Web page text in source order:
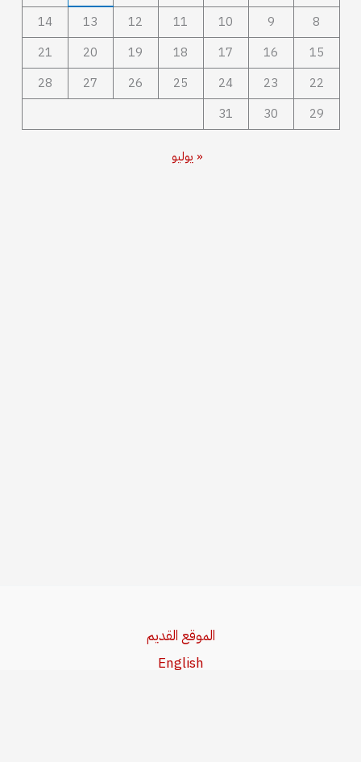
8
9
10
11
12
13
14
15
16
17
18
19
20
21
22
23
24
25
26
27
28
29
30
31
« يوليو
الموقع القديم
English